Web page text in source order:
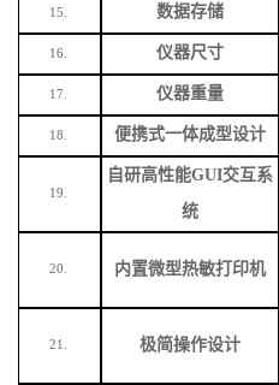
15. 数据存储
16. 仪器尺寸
17. 仪器重量
18. 便携式一体成型设计
19.
自研高性能GUI交互系
统
20. 内置微型热敏打印机
21. 极简操作设计